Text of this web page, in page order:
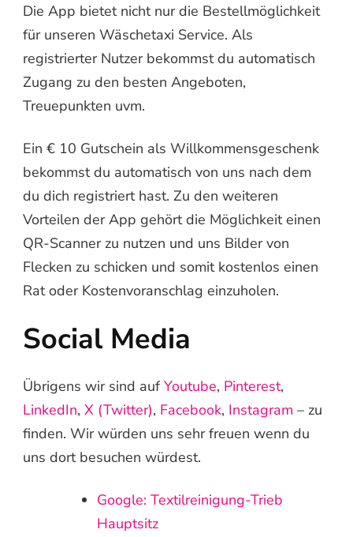
Die App bietet nicht nur die Bestellmöglichkeit
für unseren Wäschetaxi Service. Als
registrierter Nutzer bekommst du automatisch
Zugang zu den besten Angeboten,
Treuepunkten uvm.
Ein € 10 Gutschein als Willkommensgeschenk
bekommst du automatisch von uns nach dem
du dich registriert hast. Zu den weiteren
Vorteilen der App gehört die Möglichkeit einen
QR-Scanner zu nutzen und uns Bilder von
Flecken zu schicken und somit kostenlos einen
Rat oder Kostenvoranschlag einzuholen.
Social Media
Übrigens wir sind auf Youtube, Pinterest,
LinkedIn, X (Twitter), Facebook, Instagram – zu
finden. Wir würden uns sehr freuen wenn du
uns dort besuchen würdest.
Google: Textilreinigung-Trieb
Hauptsitz